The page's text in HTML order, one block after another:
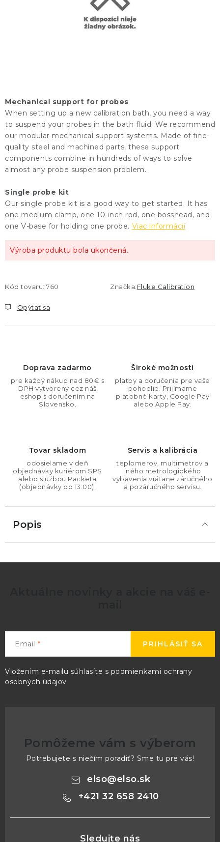
Mechanical support for probes
When setting up a new calibration bath, you need a way
to suspend your probes in the bath fluid. We recommend
our modular mechanical support systems. Made of fine-
quality steel and machined parts, these support
components combine in hundreds of ways to solve
almost any probe suspension problem.
Single probe kit
Our single probe kit is a good way to get started. It has
one medium clamp, one 10-inch rod, one bosshead, and
one V-base for holding one probe. Viac informácií
Výroba produktu bola ukončená.
Kód tovaru: 760 Značka:Fluke Calibration
Opýtať sa
Doprava zadarmo
pre každý nákup nad 80€ s
DPH vytvorený cez náš
eshop s doručením na
Slovensko.
Široké možnosti
platby a doručenia pre vaše
pohodlie. Prijímame
platobné karty, Google Pay
alebo Apple Pay.
Tovar skladom
odosielame v deň
objednávky kuriérom SPS
alebo službou Packeta
(objednávky do 13:00).
Servis a kalibrácia
teplomerov, multimetrov a
iného metrologického
vybavenia vrátane záručného
a pozáručného servisu.
Popis
Email
Vložením e-mailu súhlasíte s podmienkami ochrany
osobných údajov
PRIHLÁSIŤ SA
Pomôžeme vám s výberom
Potrebujete s niečím poradiť? Sme tu pre vás!
elso@elso.sk
+421 32 658 2410